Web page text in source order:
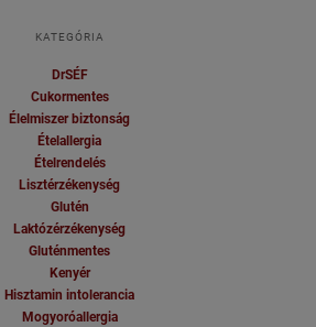
KATEGÓRIA
DrSÉF
Cukormentes
Élelmiszer biztonság
Ételallergia
Ételrendelés
Lisztérzékenység
Glutén
Laktózérzékenység
Gluténmentes
Kenyér
Hisztamin intolerancia
Mogyoróallergia